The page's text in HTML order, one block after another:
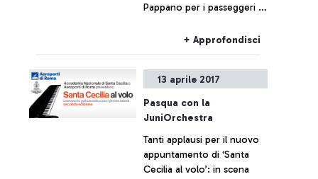
Pappano per i passeggeri in
oltre 700.000 viaggiatori
nel ponte di Pasqua.
+ Approfondisci
13 aprile 2017
Pasqua con la
JuniOrchestra
Tanti applausi per il nuovo
appuntamento di ‘Santa
Cecilia al volo’: in scena